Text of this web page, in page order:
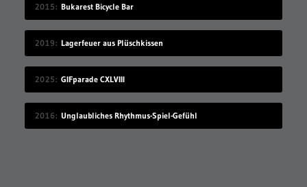
2015 Bukarest Bicycle Bar
2019 Lagerfeuer aus Plüschkissen
2025 GIFparade CXLVIII
2016 Unglaubliches Rhythmus-Spiel-Gefühl